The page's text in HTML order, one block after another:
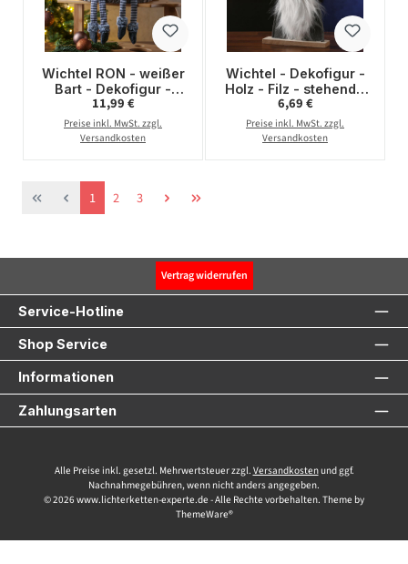
Wichtel RON - weißer
Bart - Dekofigur -
Kantenhocker - H:
45cm - graue Mütze
Regulärer Preis:
11,99 €
Preise inkl. MwSt. zzgl.
Versandkosten
Wichtel - Dekofigur -
Holz - Filz - stehend -
H: 34cm - Mütze mit
Stern - schwarz, grau
Regulärer Preis:
6,69 €
Preise inkl. MwSt. zzgl.
Versandkosten
Seite
1 Seite
2 Seite
3
Vertrag widerrufen
Service-Hotline
Shop Service
Informationen
Zahlungsarten
Alle Preise inkl. gesetzl. Mehrwertsteuer zzgl. Versandkostenund ggf.
Nachnahmegebühren, wenn nicht anders angegeben.
© 2026 www.lichterketten-experte.de - Alle Rechte vorbehalten. Theme by
ThemeWare®